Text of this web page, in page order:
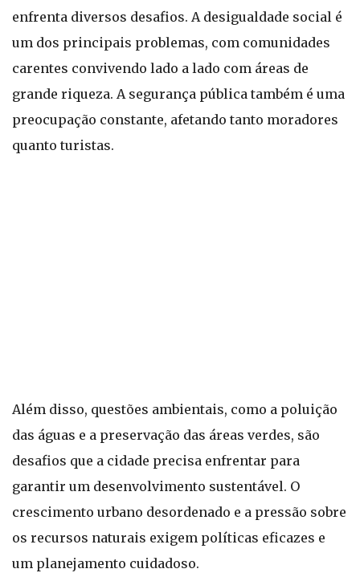
enfrenta diversos desafios. A desigualdade social é
um dos principais problemas, com comunidades
carentes convivendo lado a lado com áreas de
grande riqueza. A segurança pública também é uma
preocupação constante, afetando tanto moradores
quanto turistas.
Além disso, questões ambientais, como a poluição
das águas e a preservação das áreas verdes, são
desafios que a cidade precisa enfrentar para
garantir um desenvolvimento sustentável. O
crescimento urbano desordenado e a pressão sobre
os recursos naturais exigem políticas eficazes e
um planejamento cuidadoso.